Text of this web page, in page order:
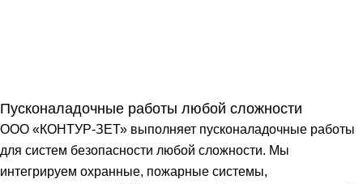
Пусконаладочные работы любой сложности
ООО «КОНТУР-ЗЕТ» выполняет пусконаладочные работы
для систем безопасности любой сложности. Мы
интегрируем охранные, пожарные системы,